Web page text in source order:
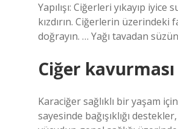
Yapılışı: Ciğerleri yıkayıp
kızdırın. Ciğerlerin üzerindeki
doğrayın. … Yağı tavadan
Ciğer
Karaciğer sağlıklı bir yaşam
sayesinde bağışıklığı